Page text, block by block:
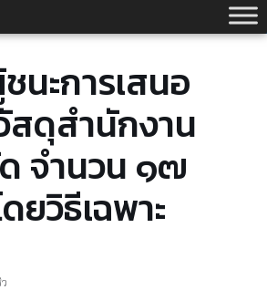
นะการเสนอ
สดุสำนักงาน
จำนวน ๑๗
ยวิธีเฉพาะ